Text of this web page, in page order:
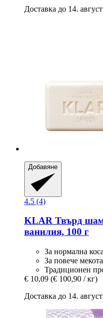
Доставка до 14. август
Добавяне
4.5 (4)
KLAR Твърд
ванилия, 100 г
За нормална коса
За повече мекота
Традиционен
€ 10,09 (€ 100,90 / кг)
Доставка до 14. август